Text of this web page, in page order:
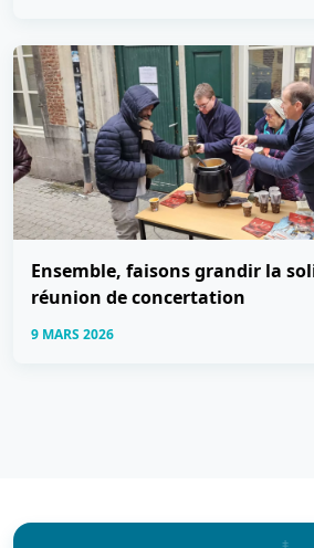
Ensemble, faisons grandir la
réunion de concertation
9 MARS 2026